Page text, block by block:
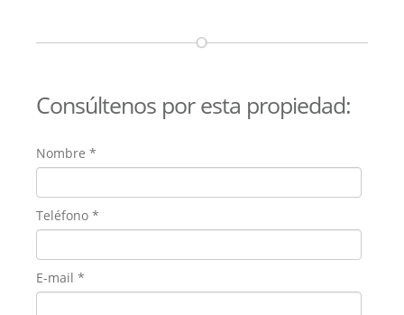
Consúltenos por esta propiedad:
Nombre *
Teléfono *
E-mail *